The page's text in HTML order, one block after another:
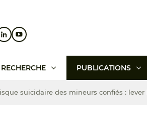
RECHERCHE PUBLICATIONS
suicidaire des mineurs confiés : lever